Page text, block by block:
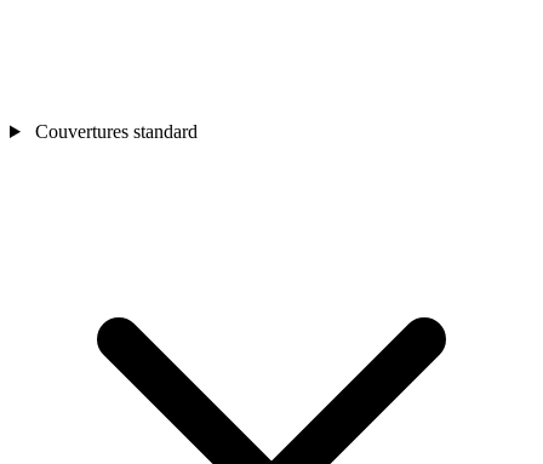
Couvertures standard